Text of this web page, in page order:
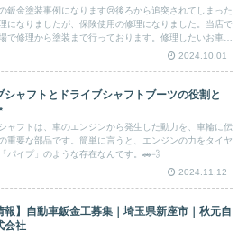
鈑金塗装事例になります😢後ろから追突されてしまった
になりましたが、保険使用の修理になりました。当店で
で修理から塗装まで行っております。修理したいお車な
2024.10.01
シャフトとドライブシャフトブーツの役割と
シャフトは、車のエンジンから発生した動力を、車輪に伝
重要な部品です。簡単に言うと、エンジンの力をタイヤ
パイプ」のような存在なんです。🚗💨
2024.11.12
報】自動車鈑金工募集｜埼玉県新座市｜秋元自
会社